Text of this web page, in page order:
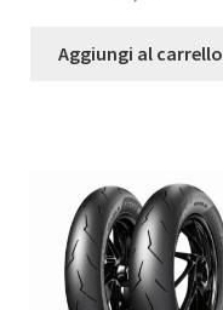
Aggiungi al carrello